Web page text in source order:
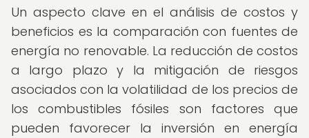
Un aspecto clave en el análisis de costos y
beneficios es la comparación con fuentes de
energía no renovable. La reducción de costos
a largo plazo y la mitigación de riesgos
asociados con la volatilidad de los precios de
los combustibles fósiles son factores que
pueden favorecer la inversión en energía